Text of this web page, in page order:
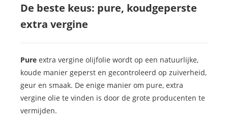
De beste keus: pure, koudgeperste
extra vergine
Pure extra vergine olijfolie wordt op een natuurlijke,
koude manier geperst en gecontroleerd op zuiverheid,
geur en smaak. De enige manier om pure, extra
vergine olie te vinden is door de grote producenten te
vermijden.